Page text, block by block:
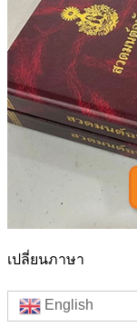
เปลี่ยนภาษา
English